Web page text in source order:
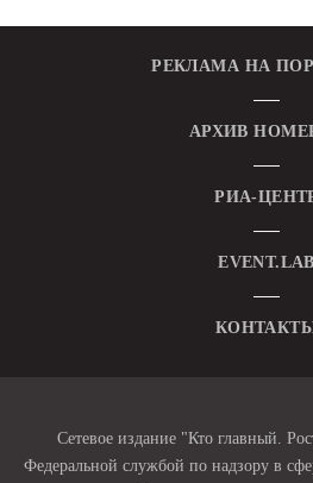
РЕКЛАМА НА
АРХИВ
РИА-
EVENT.LAB
Сетевое издание "Кто главный.
Федеральной службой по надзору в